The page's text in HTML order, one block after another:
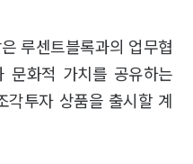
루센트블록과의 업무협
문화적 가치를 공유하는
각투자 상품을 출시할 계